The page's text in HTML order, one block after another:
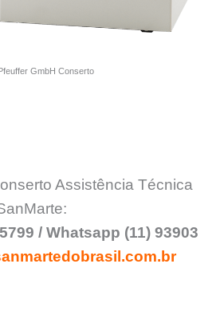
Pfeuffer GmbH Conserto
Assistência Técnica
/ Whatsapp (11) 93903